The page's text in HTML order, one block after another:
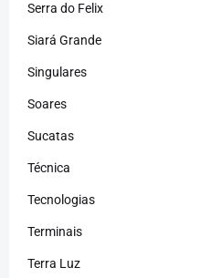
Serra do Felix
Siará Grande
Singulares
Soares
Sucatas
Técnica
Tecnologias
Terminais
Terra Luz